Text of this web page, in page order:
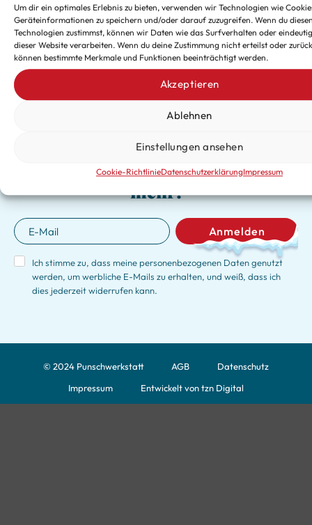
Um dir ein optimales Erlebnis zu bieten, verwenden wir Technologien wie
Geräteinformationen zu speichern und/oder darauf zuzugreifen. Wenn du
Technologien zustimmst, können wir Daten wie das Surfverhalten oder
dieser Website verarbeiten. Wenn du deine Zustimmung nicht erteilst oder
können bestimmte Merkmale und Funktionen beeinträchtigt werden.
Akzeptieren
Ablehnen
Einstellungen ansehen
Cookie-RichtlinieDatenschutzerklärungImpressum
Verpasse keine exklusiven
Updates für die kalte Jahreszeit
mehr!
Ich stimme zu, dass meine personenbezogenen Daten genutzt
werden, um werbliche E-Mails zu erhalten, und weiß, dass ich
dies jederzeit widerrufen kann.
Anmelden
© 2024 Punschwerkstatt AGB
Datenschutz
Impressum
Entwickelt von tzn Digital